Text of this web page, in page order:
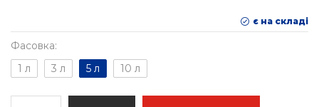
є на складі
Фасовка:
1 л
3 л 5 л 10 л